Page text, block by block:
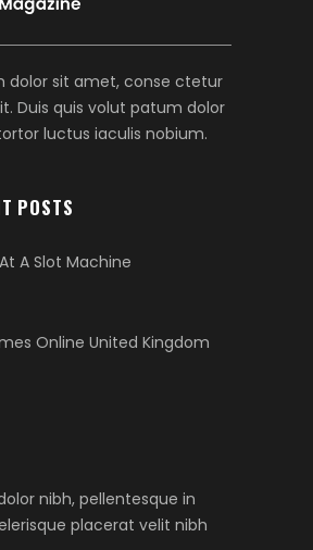
dolor sit amet, conse ctetur
Duis quis volut patum dolor
luctus iaculis nobium.
POSTS
A Slot Machine
Online United Kingdom
nibh, pellentesque in
placerat velit nibh